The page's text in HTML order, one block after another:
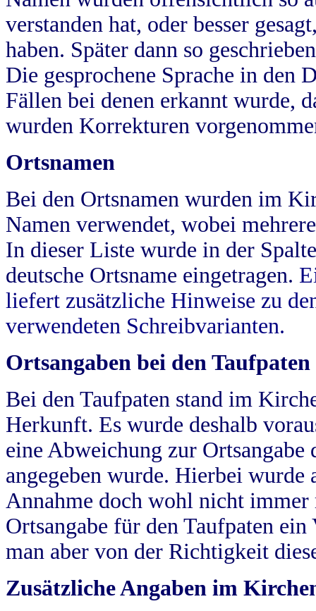
verstanden hat, oder besser
haben. Später dann so
Die gesprochene Sprache in
Fällen bei denen erkannt wurde,
wurden Korrekturen
Ortsnamen
Bei den Ortsnamen wurden im
Namen verwendet, wobei
In dieser Liste wurde in der
deutsche Ortsname eingetragen.
liefert zusätzliche Hinweise zu
verwendeten Schreibvarianten.
Ortsangaben bei den Taufpaten
Bei den Taufpaten stand im
Herkunft. Es wurde deshalb
eine Abweichung zur
angegeben wurde. Hierbei wurde
Annahme doch wohl nicht
Ortsangabe für den Taufpaten
man aber von der Richtigkeit
Zusätzliche Angaben im